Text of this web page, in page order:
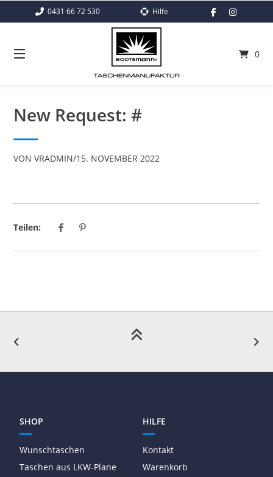
0431 66 72 530 Hilfe
0
New Request: #
VONVRADMIN/15. NOVEMBER 2022
Teilen:
SHOP
Wunschtaschen
Taschen aus LKW-Plane
HILFE
Kontakt
Warenkorb